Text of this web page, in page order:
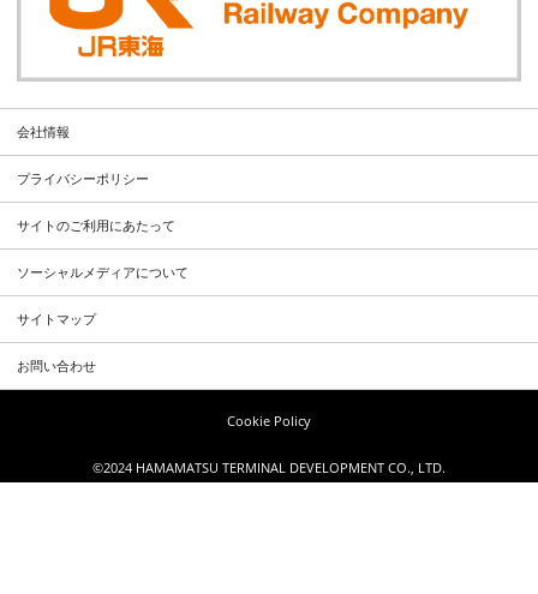
会社情報
プライバシーポリシー
サイトのご利用にあたって
ソーシャルメディアについて
サイトマップ
お問い合わせ
Cookie Policy
©2024 HAMAMATSU TERMINAL DEVELOPMENT CO., LTD.